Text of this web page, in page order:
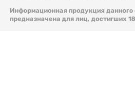
Информационная продукция данного
предназначена для лиц, достигших